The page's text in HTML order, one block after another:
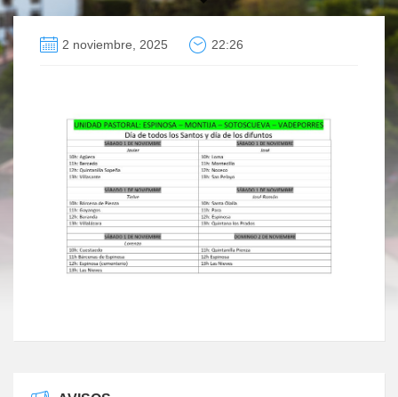
2 noviembre, 2025 22:26